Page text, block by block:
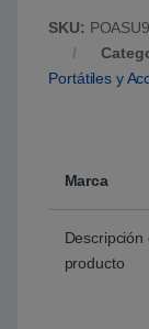
SKU:
Portátiles y
Marca
Descripción
producto